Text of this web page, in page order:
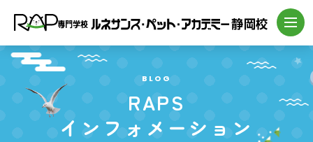
BLOG
RAPS
インフォメーション